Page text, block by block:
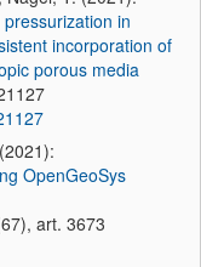
in
incorporation of
porous media
OpenGeoSys
art. 3673